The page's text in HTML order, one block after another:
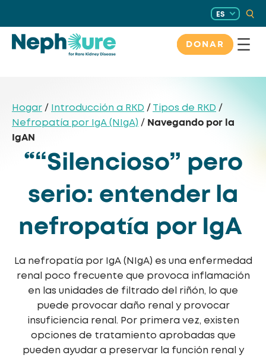
contenido
ES
DONAR
Hogar / Introducción a RKD / Tipos de RKD /
Nefropatía por IgA (NIgA) / Navegando por la
IgAN
““Silencioso” pero
serio: entender la
nefropatía por IgA
La nefropatía por IgA (NIgA) es una enfermedad
renal poco frecuente que provoca inflamación
en las unidades de filtrado del riñón, lo que
puede provocar daño renal y provocar
insuficiencia renal. Por primera vez, existen
opciones de tratamiento aprobadas que
pueden ayudar a preservar la función renal y